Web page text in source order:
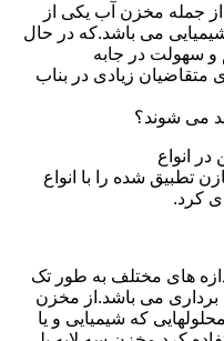
جمله مخزن آب یکی از
می باشد.که در حال
سهولت در جابه
متقاضیان زیادی در بناب
می شوند؟
انواع
تطبیق شده را با انواع
کرد.
های مختلف به طور تک
برداری می باشد.از مخزن
که شیمیایی و یا